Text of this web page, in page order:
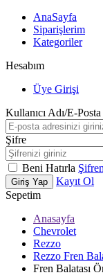
AnaSayfa
Siparişlerim
Kategoriler
Hesabım
Üye Girişi
Kullanıcı Adı/E-Posta
Şifre
Beni Hatırla
Giriş Yap
Kayıt Ol
Sepetim
Anasayfa
Chevrolet
Rezzo
Rezzo Fren
Fren Balatası